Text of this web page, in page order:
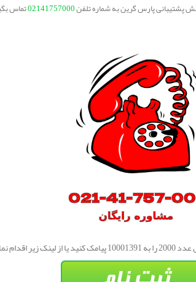
پشتیبانی پارس گرین به شماره تلفن02141757000تماس
نمایید.